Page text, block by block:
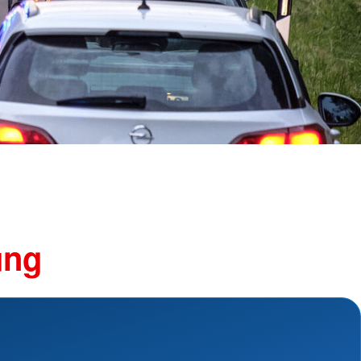
Perspektivberatung
Schutz und Rettung
Bergwacht
Betreuungsdienst
Blutspende
Kreisauskunftsbüro
Kriseninterventionsdienst
Rettungsdienst